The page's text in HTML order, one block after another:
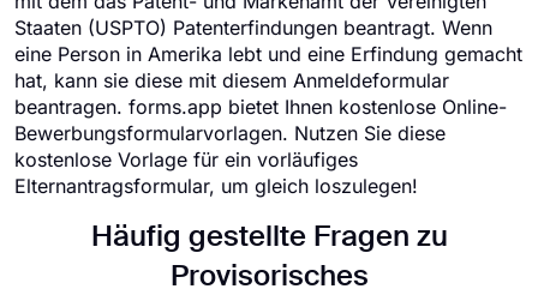
Staaten (USPTO) Patenterfindungen beantragt. Wenn
eine Person in Amerika lebt und eine Erfindung gemacht
hat, kann sie diese mit diesem Anmeldeformular
beantragen. forms.app bietet Ihnen kostenlose Online-
Bewerbungsformularvorlagen. Nutzen Sie diese
kostenlose Vorlage für ein vorläufiges
Elternantragsformular, um gleich loszulegen!
Häufig gestellte Fragen zu
Provisorisches